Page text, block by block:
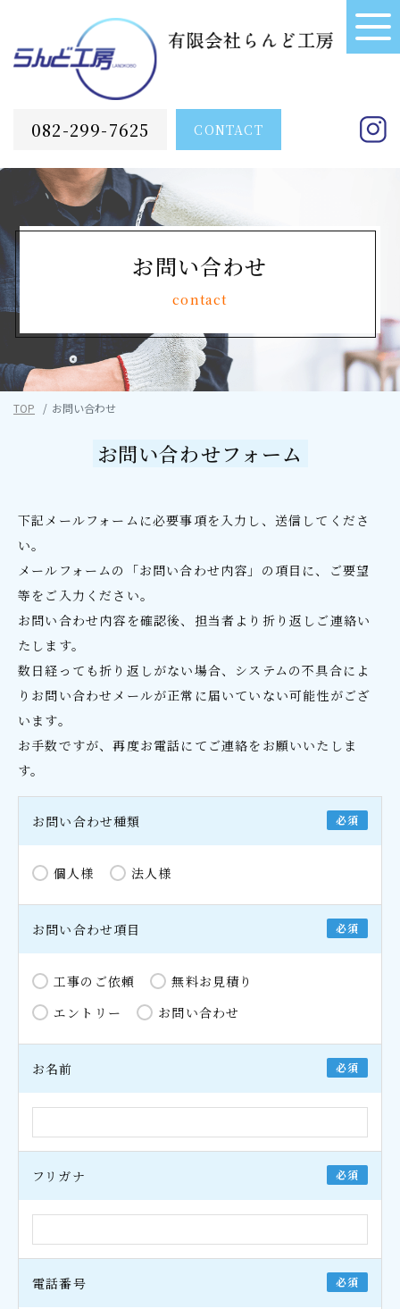
082-299-7625 CONTACT
お問い合わせ
contact
TOP お問い合わせ
お問い合わせフォーム
下記メールフォームに必要事項を入力し、送信してくださ
い。
メールフォームの「お問い合わせ内容」の項目に、ご要望
等をご入力ください。
お問い合わせ内容を確認後、担当者より折り返しご連絡い
たします。
数日経っても折り返しがない場合、システムの不具合によ
りお問い合わせメールが正常に届いていない可能性がござ
います。
お手数ですが、再度お電話にてご連絡をお願いいたしま
す。
お問い合わせ種類 必須
個人様 法人様
お問い合わせ項目 必須
工事のご依頼
無料お見積り
エントリー
お問い合わせ
お名前 必須
フリガナ 必須
電話番号 必須